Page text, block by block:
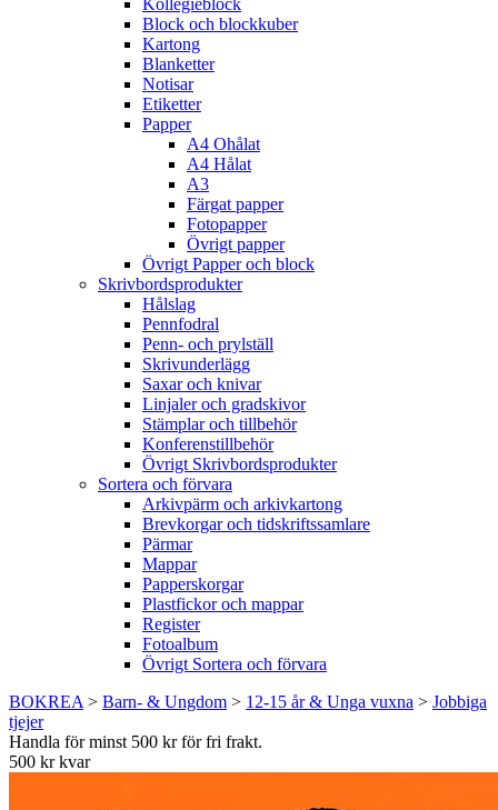
Kollegieblock
Block och blockkuber
Kartong
Blanketter
Notisar
Etiketter
Papper
A4 Ohålat
A4 Hålat
A3
Färgat papper
Fotopapper
Övrigt papper
Övrigt Papper och block
Skrivbordsprodukter
Hålslag
Pennfodral
Penn- och prylställ
Skrivunderlägg
Saxar och knivar
Linjaler och gradskivor
Stämplar och tillbehör
Konferenstillbehör
Övrigt Skrivbordsprodukter
Sortera och förvara
Arkivpärm och arkivkartong
Brevkorgar och tidskriftssamlare
Pärmar
Mappar
Papperskorgar
Plastfickor och mappar
Register
Fotoalbum
Övrigt Sortera och förvara
BOKREA > Barn- & Ungdom > 12-15 år & Unga vuxna > Jobbiga
tjejer
Handla för minst 500 kr för fri frakt.
500 kr kvar